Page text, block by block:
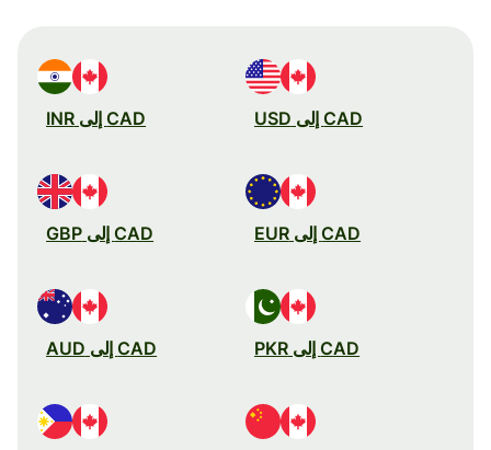
CAD إلى USD CAD إلى INR
CAD إلى EUR CAD إلى GBP
CAD إلى PKR CAD إلى AUD